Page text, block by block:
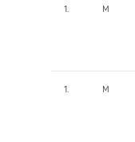
1. M
1. M